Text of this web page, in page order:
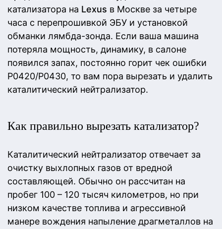
катализатора на Lexus в Москве за четыре
часа с перепрошивкой ЭБУ и установкой
обманки лямбда-зонда. Если ваша машина
потеряла мощность, динамику, в салоне
появился запах, постоянно горит чек ошибки
Р0420/Р0430, то вам пора вырезать и удалить
каталитический нейтрализатор.
Как правильно вырезать катализатор?
Каталитический нейтрализатор отвечает за
очистку выхлопных газов от вредной
составляющей. Обычно он рассчитан на
пробег 100 – 120 тысяч километров, но при
низком качестве топлива и агрессивной
манере вождения напыление драгметаллов на